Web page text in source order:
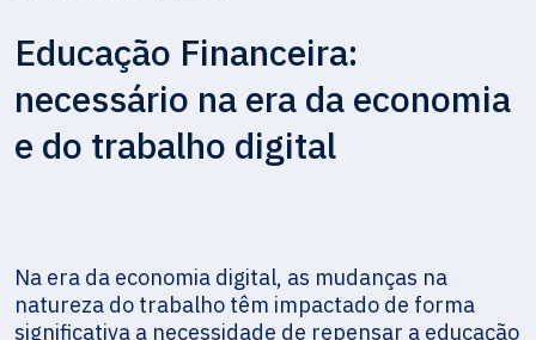
Educação Financeira:
necessário na era da economia
e do trabalho digital
Na era da economia digital, as mudanças na
natureza do trabalho têm impactado de forma
significativa a necessidade de repensar a educação